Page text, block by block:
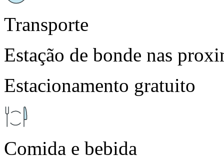
Transporte
Estação de bonde nas
Estacionamento gratuito
Comida e bebida